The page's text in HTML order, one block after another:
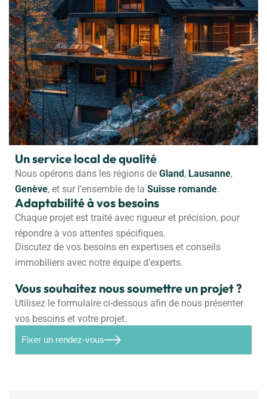
Un service local de qualité
Nous opérons dans les régions de Gland, Lausanne,
Genève, et sur l’ensemble de la Suisse romande.
Adaptabilité à vos besoins
Chaque projet est traité avec rigueur et précision, pour
répondre à vos attentes spécifiques.
Discutez de vos besoins en expertises et conseils
immobiliers avec notre équipe d’experts.
Vous souhaitez nous soumettre un projet ?
Utilisez le formulaire ci-dessous afin de nous présenter
vos besoins et votre projet.
Fixer un rendez-vous